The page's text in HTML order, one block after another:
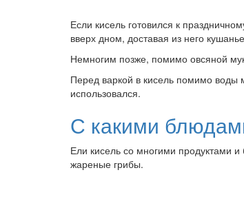
Если кисель готовился к
вверх дном, доставая из него
Немногим позже, помимо овсяной
Перед варкой в кисель помимо воды
использовался.
С какими
Ели кисель со многими продуктами
жареные грибы.